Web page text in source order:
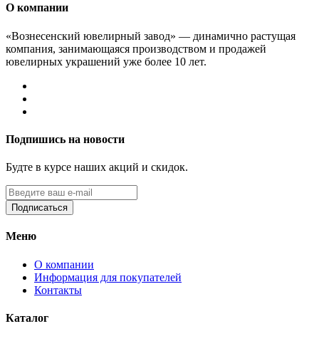
О компании
«Вознесенский ювелирный завод» — динамично растущая
компания, занимающаяся производством и продажей
ювелирных украшений уже более 10 лет.
Подпишись на новости
Будте в курсе наших акций и скидок.
Подписаться
Меню
О компании
Информация для покупателей
Контакты
Каталог